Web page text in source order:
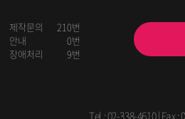
제작문의
210번
안내
0번
장애처리
9번
Tel :02-338-4610| Fax :